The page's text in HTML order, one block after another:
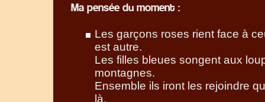
Ma pensée du moment :
Les garçons roses rient face à
est autre.
Les filles bleues songent aux
montagnes.
Ensemble ils iront les rejoindre
là.